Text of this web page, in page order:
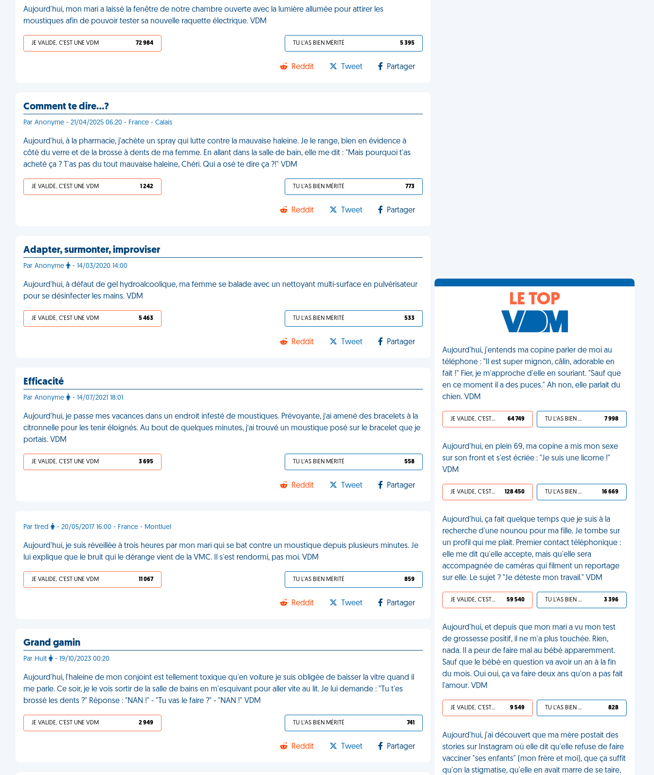
Aujourd'hui, mon mari a laissé la fenêtre de notre chambre ouverte avec la lumière allumée pour attirer les
moustiques afin de pouvoir tester sa nouvelle raquette électrique. VDM
JE VALIDE, C'EST UNE VDM 72 984 TU L'AS BIEN MÉRITÉ 5 395
Reddit Tweet Partager
Comment te dire…?
Par Anonyme - 21/04/2025 06:20 - France - Calais
Aujourd'hui, à la pharmacie, j'achète un spray qui lutte contre la mauvaise haleine. Je le range, bien en évidence à
côté du verre et de la brosse à dents de ma femme. En allant dans la salle de bain, elle me dit : "Mais pourquoi t'as
acheté ça ? T'as pas du tout mauvaise haleine, Chéri. Qui a osé te dire ça ?!" VDM
JE VALIDE, C'EST UNE VDM 1 242 TU L'AS BIEN MÉRITÉ 773
Reddit Tweet Partager
Adapter, surmonter, improviser
Par Anonyme - 14/03/2020 14:00
Aujourd'hui, à défaut de gel hydroalcoolique, ma femme se balade avec un nettoyant multi-surface en pulvérisateur
pour se désinfecter les mains. VDM
JE VALIDE, C'EST UNE VDM 5 463 TU L'AS BIEN MÉRITÉ 533
Reddit Tweet Partager
Efficacité
Par Anonyme - 14/07/2021 18:01
Aujourd'hui, je passe mes vacances dans un endroit infesté de moustiques. Prévoyante, j’ai amené des bracelets à la
citronnelle pour les tenir éloignés. Au bout de quelques minutes, j’ai trouvé un moustique posé sur le bracelet que je
portais. VDM
JE VALIDE, C'EST UNE VDM 3 695 TU L'AS BIEN MÉRITÉ 558
Reddit Tweet Partager
Par tired - 20/05/2017 16:00 - France - Montluel
Aujourd'hui, je suis réveillée à trois heures par mon mari qui se bat contre un moustique depuis plusieurs minutes. Je
lui explique que le bruit qui le dérange vient de la VMC. Il s'est rendormi, pas moi. VDM
JE VALIDE, C'EST UNE VDM 11 067 TU L'AS BIEN MÉRITÉ 859
Reddit Tweet Partager
Grand gamin
Par Huit - 19/10/2023 00:20
Aujourd'hui, l'haleine de mon conjoint est tellement toxique qu'en voiture je suis obligée de baisser la vitre quand il
me parle. Ce soir, je le vois sortir de la salle de bains en m'esquivant pour aller vite au lit. Je lui demande : "Tu t'es
brossé les dents ?" Réponse : "NAN !" - "Tu vas le faire ?" - "NAN !" VDM
JE VALIDE, C'EST UNE VDM 2 949 TU L'AS BIEN MÉRITÉ 741
Reddit Tweet Partager
LE TOP
Aujourd'hui, j'entends ma copine parler de moi au
téléphone : "Il est super mignon, câlin, adorable en
fait !" Fier, je m'approche d'elle en souriant. "Sauf que
en ce moment il a des puces." Ah non, elle parlait du
chien. VDM
JE VALIDE, C'EST UNE VDM 64 749 TU L'AS BIEN MÉRITÉ 7 998
Aujourd'hui, en plein 69, ma copine a mis mon sexe
sur son front et s'est écriée : "Je suis une licorne !"
VDM
JE VALIDE, C'EST UNE VDM 128 450 TU L'AS BIEN MÉRITÉ 16 669
Aujourd'hui, ça fait quelque temps que je suis à la
recherche d'une nounou pour ma fille. Je tombe sur
un profil qui me plait. Premier contact téléphonique :
elle me dit qu'elle accepte, mais qu'elle sera
accompagnée de caméras qui filment un reportage
sur elle. Le sujet ? "Je déteste mon travail." VDM
JE VALIDE, C'EST UNE VDM 59 540 TU L'AS BIEN MÉRITÉ 3 396
Aujourd'hui, et depuis que mon mari a vu mon test
de grossesse positif, il ne m'a plus touchée. Rien,
nada. Il a peur de faire mal au bébé apparemment.
Sauf que le bébé en question va avoir un an à la fin
du mois. Oui oui, ça va faire deux ans qu'on a pas fait
l'amour. VDM
JE VALIDE, C'EST UNE VDM 9 549 TU L'AS BIEN MÉRITÉ 828
Aujourd'hui, j'ai découvert que ma mère postait des
stories sur Instagram où elle dit qu'elle refuse de faire
vacciner "ses enfants" (mon frère et moi), que ça suffit
qu'on la stigmatise, qu'elle en avait marre de se taire,